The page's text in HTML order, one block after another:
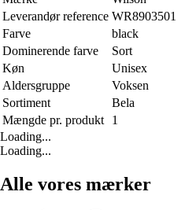
Leverandør reference WR8903501
Farve
black
Dominerende farve
Sort
Køn
Unisex
Aldersgruppe
Voksen
Sortiment
Bela
Mængde pr. produkt
1
Loading...
Loading...
Alle vores mærker